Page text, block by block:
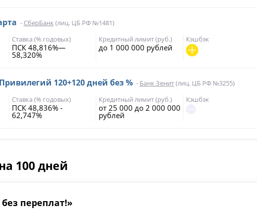
100 дней
переплат!»
- СберБанк (лиц. ЦБ РФ №1481)
Ставка (% годовых)
ПСК 48,816%—
58,320%
Кредитный лимит (руб.)
до 1 000 000 рублей
Кэшбэк
120+120 дней без % - Банк Зенит(лиц. ЦБ РФ №3255)
Ставка (% годовых)
ПСК 48,836% -
62,747%
Кредитный лимит (руб.)
от 25 000 до 2 000 000
рублей
Кэшбэк